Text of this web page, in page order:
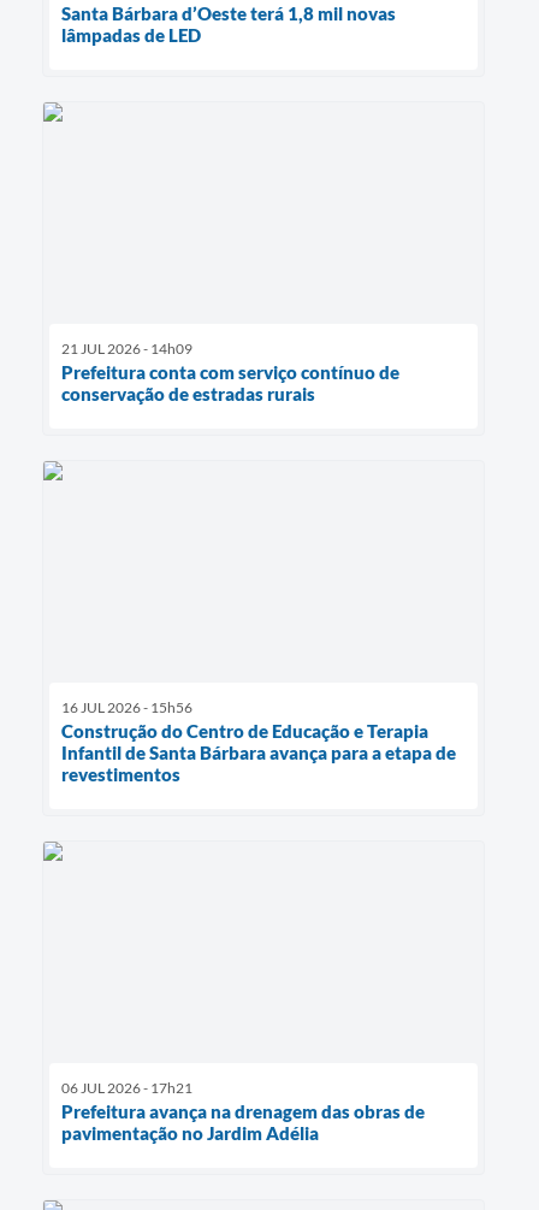
Santa Bárbara d’Oeste terá 1,8 mil novas
lâmpadas de LED
21 JUL 2026 - 14h09
Prefeitura conta com serviço contínuo de
conservação de estradas rurais
16 JUL 2026 - 15h56
Construção do Centro de Educação e Terapia
Infantil de Santa Bárbara avança para a etapa de
revestimentos
06 JUL 2026 - 17h21
Prefeitura avança na drenagem das obras de
pavimentação no Jardim Adélia